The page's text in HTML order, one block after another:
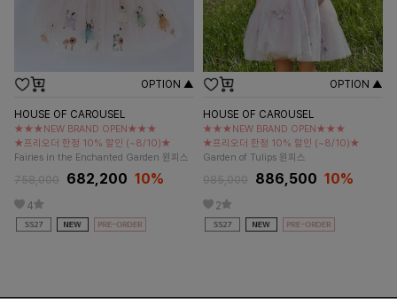
OPTION ▲
HOUSE OF CAROUSEL
★★★NEW BRAND OPEN★★★
★프리오더 한정 10% 할인 (~8/10)★
Fairies in the Enchanted Garden 원피스
758,000 682,200 10%
4
OPTION ▲
HOUSE OF CAROUSEL
★★★NEW BRAND OPEN★★★
★프리오더 한정 10% 할인 (~8/10)★
Garden of Tulips 원피스
985,000 886,500 10%
2